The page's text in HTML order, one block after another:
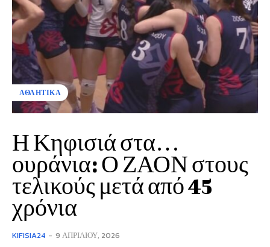
ΑΘΛΗΤΙΚΑ
Η Κηφισιά στα…
ουράνια: Ο ΖΑΟΝ στους
τελικούς μετά από 45
χρόνια
KIFISIA24 - 9 ΑΠΡΙΛΊΟΥ, 2026